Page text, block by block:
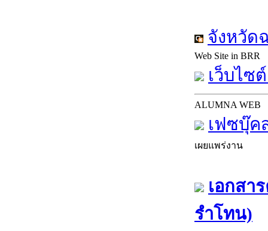
จังหวัด
Web Site in BRR
เว็บไซ
ALUMNA WEB
เฟซบุ๊ค
เผยแพร่งาน
เอกสา
รำโทน)